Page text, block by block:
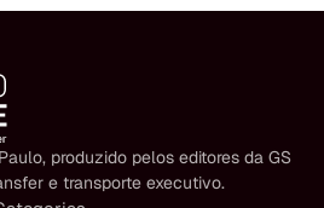
produzido pelos editores da GS
e transporte executivo.